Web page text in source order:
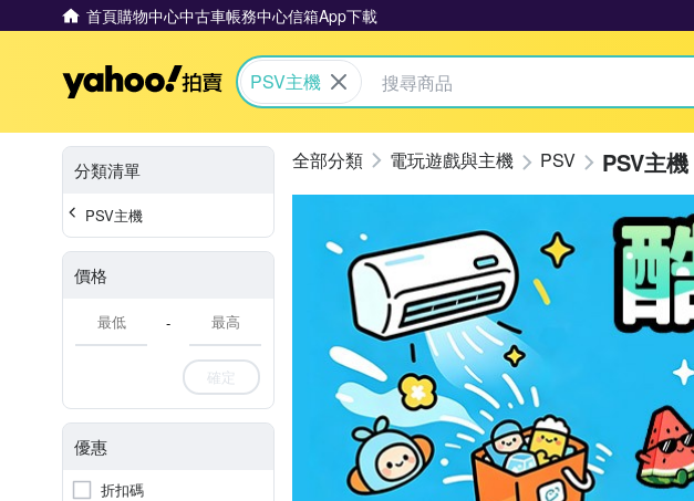
首頁購物中心中古車帳務中心信箱App下載
Yahoo拍賣
PSV主機
分類清單
PSV主機
價格
-
確定
優惠
折扣碼
電玩遊戲與主機 PSV PSV主機